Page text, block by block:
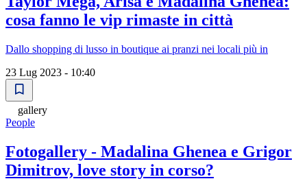
cosa fanno le vip rimaste in città
Dallo shopping di lusso in boutique ai pranzi nei locali più in
23 Lug 2023 - 10:40
gallery
People
Fotogallery - Madalina Ghenea e Grigor
Dimitrov, love story in corso?